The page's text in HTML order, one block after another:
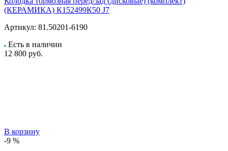
(КЕРАМИКА) К152499К50 J7
Артикул: 81.50201-6190
Есть в наличии
12 800 руб.
В корзину
-9 %